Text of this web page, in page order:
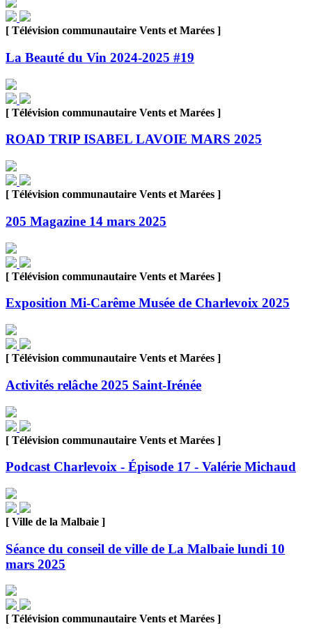
[ Télévision communautaire Vents et Marées ]
La Beauté du Vin 2024-2025 #19
[ Télévision communautaire Vents et Marées ]
ROAD TRIP ISABEL LAVOIE MARS 2025
[ Télévision communautaire Vents et Marées ]
205 Magazine 14 mars 2025
[ Télévision communautaire Vents et Marées ]
Exposition Mi-Carême Musée de Charlevoix 2025
[ Télévision communautaire Vents et Marées ]
Activités relâche 2025 Saint-Irénée
[ Télévision communautaire Vents et Marées ]
Podcast Charlevoix - Épisode 17 - Valérie Michaud
[ Ville de la Malbaie ]
Séance du conseil de ville de La Malbaie lundi 10
mars 2025
[ Télévision communautaire Vents et Marées ]